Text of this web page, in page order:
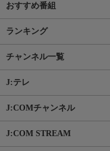
おすすめ番組
ランキング
チャンネル一覧
J:テレ
J:COMチャンネル
J:COM STREAM